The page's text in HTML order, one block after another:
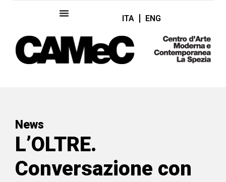
ITA ENG
News
L’OLTRE.
Conversazione con